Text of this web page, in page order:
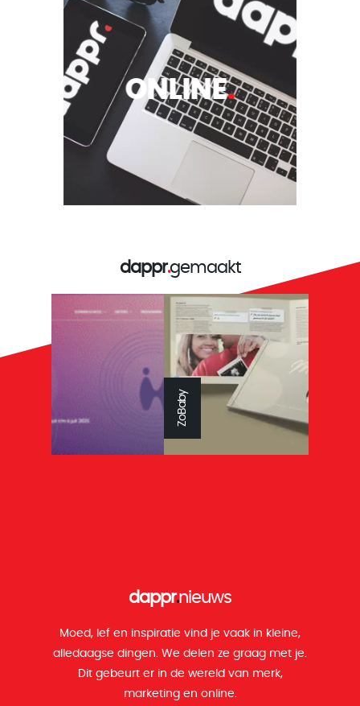
ONLINE.
dappr.gemaakt
ZoBaby
dappr.nieuws
Moed, lef en inspiratie vind je vaak in kleine,
alledaagse dingen. We delen ze graag met je.
Dit gebeurt er in de wereld van merk,
marketing en online.